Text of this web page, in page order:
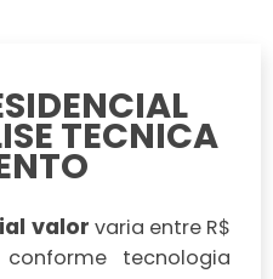
TECNICA
valor varia entre R$
tecnologia